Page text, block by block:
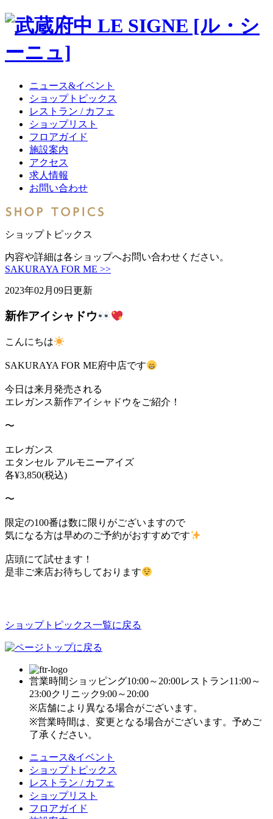
ニュース&イベント
ショップトピックス
レストラン / カフェ
ショップリスト
フロアガイド
施設案内
アクセス
求人情報
お問い合わせ
ショップトピックス
内容や詳細は各ショップへお問い合わせください。
SAKURAYA FOR ME >>
2023年02月09日更新
新作アイシャドウ
こんにちは
SAKURAYA FOR ME府中店です
今日は来月発売される
エレガンス新作アイシャドウをご紹介！
〜
エレガンス
エタンセル アルモニーアイズ
各¥3,850(税込)
〜
限定の100番は数に限りがございますので
気になる方は早めのご予約がおすすめです
店頭にて試せます！
是非ご来店お待ちしております
ショップトピックス一覧に戻る
営業時間 ショッピング10:00～20:00レストラン11:00～
23:00クリニック9:00～20:00
※店舗により異なる場合がございます。
※営業時間は、変更となる場合がございます。予めご
了承ください。
ニュース&イベント
ショップトピックス
レストラン / カフェ
ショップリスト
フロアガイド